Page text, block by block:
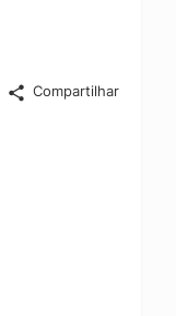
Compartilhar